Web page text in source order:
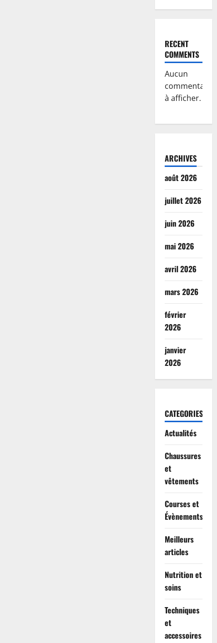
RECENT
COMMENTS
Aucun
commentaire
à afficher.
ARCHIVES
août 2026
juillet 2026
juin 2026
mai 2026
avril 2026
mars 2026
février
2026
janvier
2026
CATEGORIES
Actualités
Chaussures
et
vêtements
Courses et
Évènements
Meilleurs
articles
Nutrition et
soins
Techniques
et
accessoires